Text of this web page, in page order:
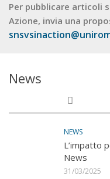
Per pubblicare articoli
Azione, invia una
News
NEWS
L’impatto
News
31/03/2025